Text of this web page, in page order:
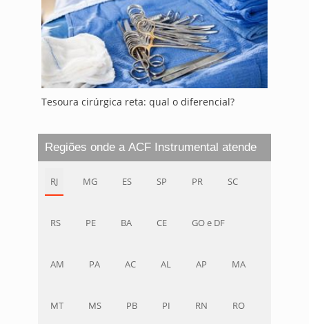
Tesoura cirúrgica reta: qual o diferencial?
Regiões onde a ACF Instrumental atende
RJ MG ES SP PR SC
RS PE BA CE GO e DF
AM PA AC AL AP MA
MT MS PB PI RN RO